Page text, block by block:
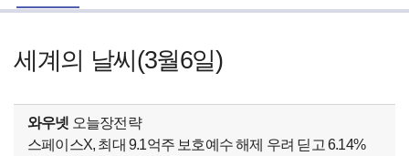
세계의 날씨(3월6일)
와우넷 오늘장전략
스페이스X, 최대 9.1억주 보호예수 해제 우려 딛고 6.14%